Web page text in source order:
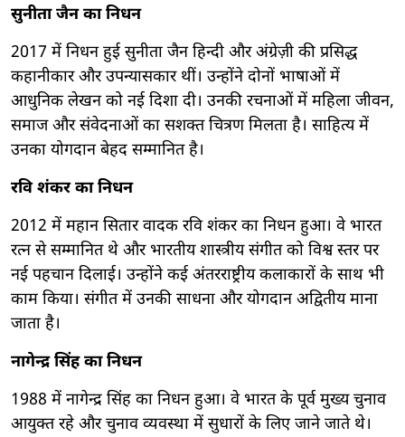
सुनीता जैन का निधन
2017 में निधन हुई सुनीता जैन हिन्दी और अंग्रेज़ी की प्रसिद्ध
कहानीकार और उपन्यासकार थीं। उन्होंने दोनों भाषाओं में
आधुनिक लेखन को नई दिशा दी। उनकी रचनाओं में महिला जीवन,
समाज और संवेदनाओं का सशक्त चित्रण मिलता है। साहित्य में
उनका योगदान बेहद सम्मानित है।
रवि शंकर का निधन
2012 में महान सितार वादक रवि शंकर का निधन हुआ। वे भारत
रत्न से सम्मानित थे और भारतीय शास्त्रीय संगीत को विश्व स्तर पर
नई पहचान दिलाई। उन्होंने कई अंतरराष्ट्रीय कलाकारों के साथ भी
काम किया। संगीत में उनकी साधना और योगदान अद्वितीय माना
जाता है।
नागेन्द्र सिंह का निधन
1988 में नागेन्द्र सिंह का निधन हुआ। वे भारत के पूर्व मुख्य चुनाव
आयुक्त रहे और चुनाव व्यवस्था में सुधारों के लिए जाने जाते थे।